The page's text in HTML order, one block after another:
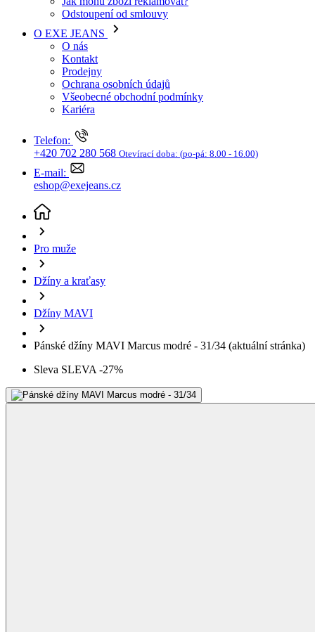
O EXE JEANS
O nás
Kontakt
Prodejny
Ochrana osobních údajů
Všeobecné obchodní podmínky
Kariéra
Telefon:
+420 702 280 568
E-mail:
eshop@exejeans.cz
Pro muže
Džíny a kraťasy
Džíny MAVI
Pánské džíny MAVI Marcus modré - 31/34
Sleva SLEVA -27%